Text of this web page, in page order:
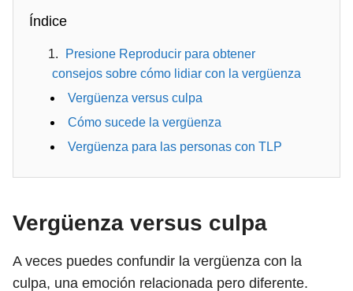
Índice
Presione Reproducir para obtener
consejos sobre cómo lidiar con la vergüenza
Vergüenza versus culpa
Cómo sucede la vergüenza
Vergüenza para las personas con TLP
Vergüenza versus culpa
A veces puedes confundir la vergüenza con la
culpa, una emoción relacionada pero diferente.